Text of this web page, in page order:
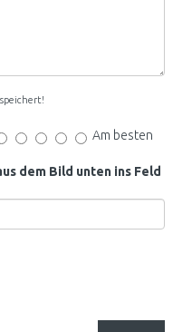
Am besten
dem Bild unten ins Feld